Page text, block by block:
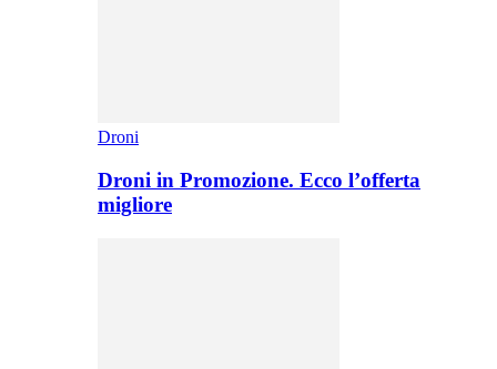
Droni
Droni in Promozione. Ecco l’offerta
migliore